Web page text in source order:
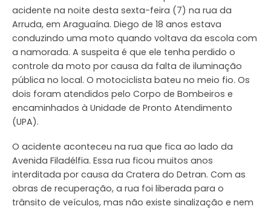
acidente na noite desta sexta-feira (7) na rua da
Arruda, em Araguaína. Diego de 18 anos estava
conduzindo uma moto quando voltava da escola com
a namorada. A suspeita é que ele tenha perdido o
controle da moto por causa da falta de iluminação
pública no local. O motociclista bateu no meio fio. Os
dois foram atendidos pelo Corpo de Bombeiros e
encaminhados à Unidade de Pronto Atendimento
(UPA).
O acidente aconteceu na rua que fica ao lado da
Avenida Filadélfia. Essa rua ficou muitos anos
interditada por causa da Cratera do Detran. Com as
obras de recuperação, a rua foi liberada para o
trânsito de veículos, mas não existe sinalização e nem